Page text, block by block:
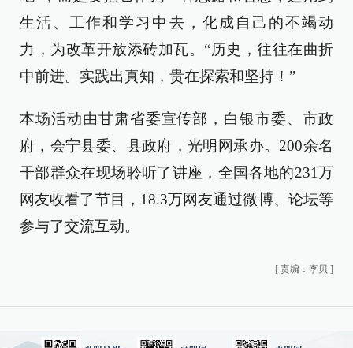
生活、工作和学习中去，化成自己的不竭动
力，为改革开放添砖加瓦。“历史，往往在曲折
中前进。实践出真知，贵在探索和坚持！”
本场活动由甘肃省委宣传部，白银市委、市政
府，会宁县委、县政府，光明网承办。200余名
干部群众在现场聆听了讲座，全国各地的231万
网友收看了节目，18.3万网友通过微博、论坛等
参与了交流互动。
[ 责编：李贝 ]